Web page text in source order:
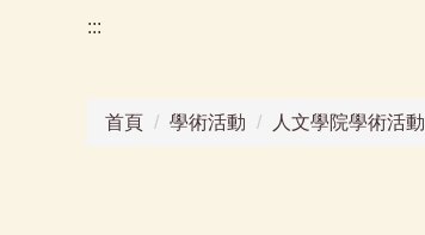
:::
首頁 學術活動 人文學院學術活動